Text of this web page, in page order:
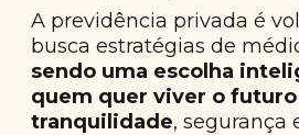
A previdência privada é
busca estratégias de
sendo uma escolha
quem quer viver o
tranquilidade, segurança